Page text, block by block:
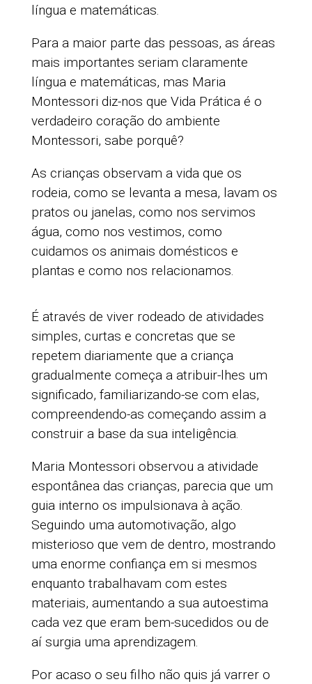
língua e matemáticas.
Para a maior parte das pessoas, as áreas
mais importantes seriam claramente
língua e matemáticas, mas Maria
Montessori diz-nos que Vida Prática é o
verdadeiro coração do ambiente
Montessori, sabe porquê?
As crianças observam a vida que os
rodeia, como se levanta a mesa, lavam os
pratos ou janelas, como nos servimos
água, como nos vestimos, como
cuidamos os animais domésticos e
plantas e como nos relacionamos.
É através de viver rodeado de atividades
simples, curtas e concretas que se
repetem diariamente que a criança
gradualmente começa a atribuir-lhes um
significado, familiarizando-se com elas,
compreendendo-as começando assim a
construir a base da sua inteligência.
Maria Montessori observou a atividade
espontânea das crianças, parecia que um
guia interno os impulsionava à ação.
Seguindo uma automotivação, algo
misterioso que vem de dentro, mostrando
uma enorme confiança em si mesmos
enquanto trabalhavam com estes
materiais, aumentando a sua autoestima
cada vez que eram bem-sucedidos ou de
aí surgia uma aprendizagem.
Por acaso o seu filho não quis já varrer o